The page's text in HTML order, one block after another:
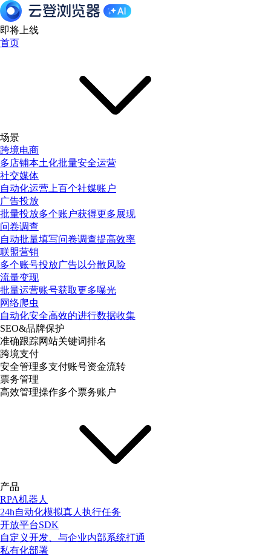
即将上线
首页
场景
跨境电商
多店铺本土化批量安全运营
社交媒体
自动化运营上百个社媒账户
广告投放
批量投放多个账户获得更多展现
问卷调查
自动批量填写问卷调查提高效率
联盟营销
多个账号投放广告以分散风险
流量变现
批量运营账号获取更多曝光
网络爬虫
自动化安全高效的进行数据收集
SEO&品牌保护
准确跟踪网站关键词排名
跨境支付
安全管理多支付账号资金流转
票务管理
高效管理操作多个票务账户
产品
RPA机器人
24h自动化模拟真人执行任务
开放平台SDK
自定义开发、与企业内部系统打通
私有化部署